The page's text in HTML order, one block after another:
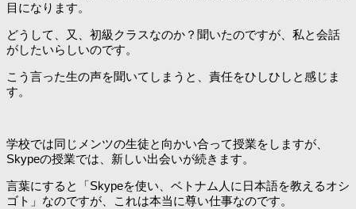
目になります。
どうして、又、初級クラスなのか？聞いたのですが、私と会話
がしたいらしいのです。
こう言った生の声を聞いてしまうと、責任をひしひしと感じま
す。
学校では同じメンツの生徒と向かい合って授業をしますが、
Skypeの授業では、新しい出会いが続きます。
言葉にすると「Skypeを使い、ベトナム人に日本語を教えるオシ
ゴト」なのですが、これは本当に尊い仕事なのです。